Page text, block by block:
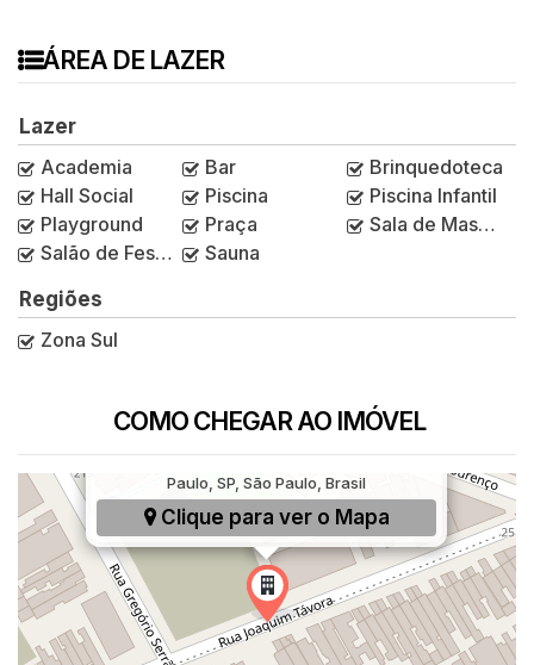
ÁREA DE LAZER
Lazer
Academia
Bar
Brinquedoteca
Hall Social
Piscina
Piscina Infantil
Playground
Praça
Sala de Massagem
Salão de Festas
Sauna
Regiões
Zona Sul
COMO CHEGAR AO IMÓVEL
Rua Joaquim Távora, 160, Vila Mariana, São
Paulo, SP, São Paulo, Brasil
Clique para ver o Mapa